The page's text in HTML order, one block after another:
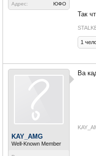
Адрес:
ЮФО
Так
1
KAY_AMG
Well-Known Member
Ва